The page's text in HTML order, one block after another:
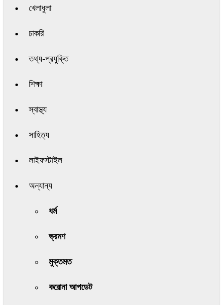
খেলাধুলা
চাকরি
তথ্য-প্রযুক্তি
শিক্ষা
স্বাস্থ্য
সাহিত্য
লাইফস্টাইল
অন্যান্য
ধর্ম
ভ্রমণ
মুক্তমত
করোনা আপডেট